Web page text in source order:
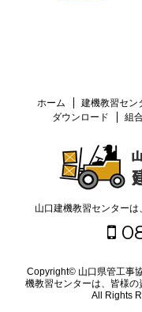
ホーム 建機教習セン
ダウンロード
組
山口建機教習センター
Copyright© 山口県管工
機教習センターは、皆様
All Rights